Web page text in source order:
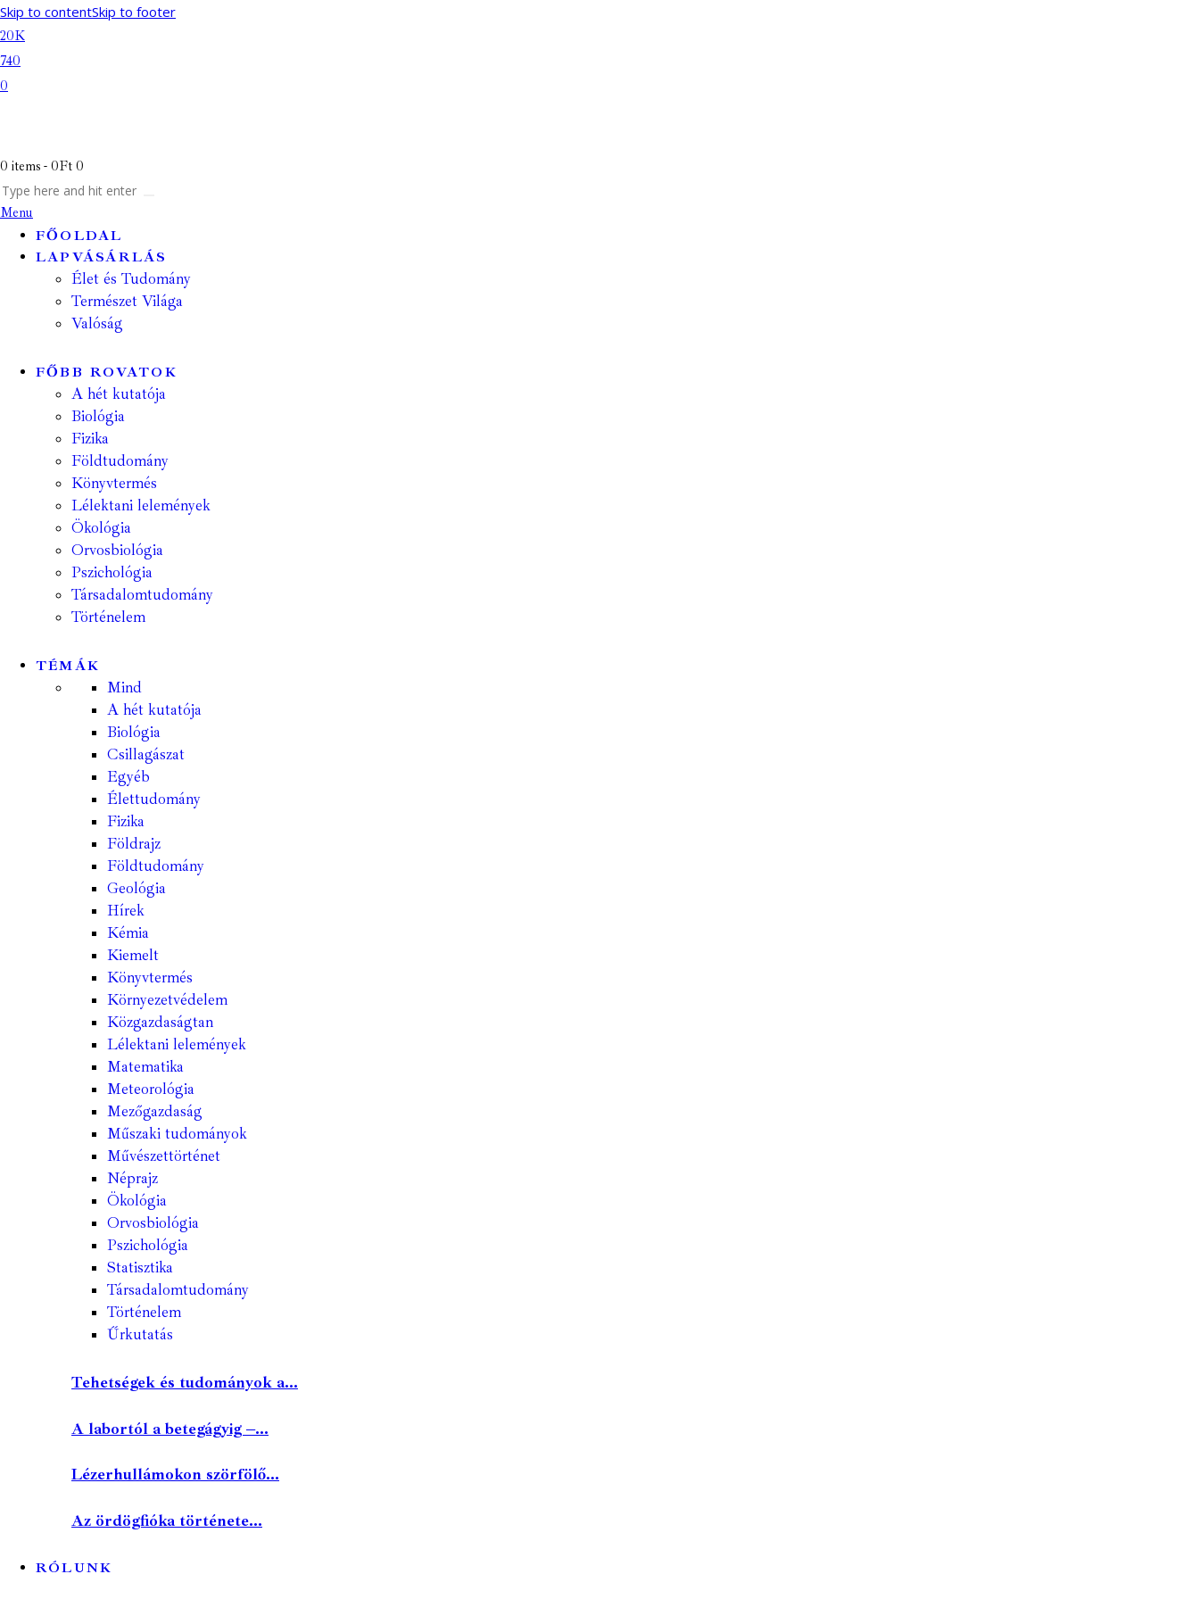
Skip to contentSkip to footer
20K
740
0
0 items - 0Ft 0
Menu
FŐOLDAL
LAPVÁSÁRLÁS
Élet és Tudomány
Természet Világa
Valóság
FŐBB ROVATOK
A hét kutatója
Biológia
Fizika
Földtudomány
Könyvtermés
Lélektani lelemények
Ökológia
Orvosbiológia
Pszichológia
Társadalomtudomány
Történelem
TÉMÁK
Mind
A hét kutatója
Biológia
Csillagászat
Egyéb
Élettudomány
Fizika
Földrajz
Földtudomány
Geológia
Hírek
Kémia
Kiemelt
Könyvtermés
Környezetvédelem
Közgazdaságtan
Lélektani lelemények
Matematika
Meteorológia
Mezőgazdaság
Műszaki tudományok
Művészettörténet
Néprajz
Ökológia
Orvosbiológia
Pszichológia
Statisztika
Társadalomtudomány
Történelem
Űrkutatás
Tehetségek és tudományok a...
A labortól a betegágyig –...
Lézerhullámokon szörfölő...
Az ördögfióka története...
RÓLUNK